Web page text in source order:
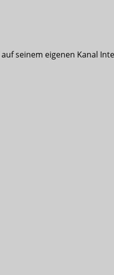
seinem eigenen Kanal